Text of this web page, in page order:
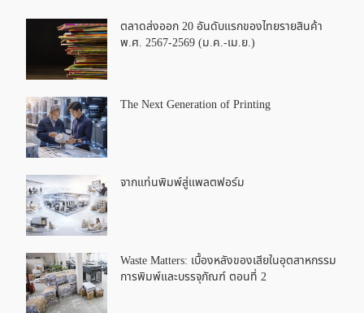
ตลาดส่งออก 20 อันดับแรกของไทยรายสินค้า
พ.ศ. 2567-2569 (ม.ค.-เม.ย.)
The Next Generation of Printing
จากแท่นพิมพ์สู่แพลตฟอร์ม
Waste Matters: เบื้องหลังของเสียในอุตสาหกรรม
การพิมพ์และบรรจุภัณฑ์ ตอนที่ 2